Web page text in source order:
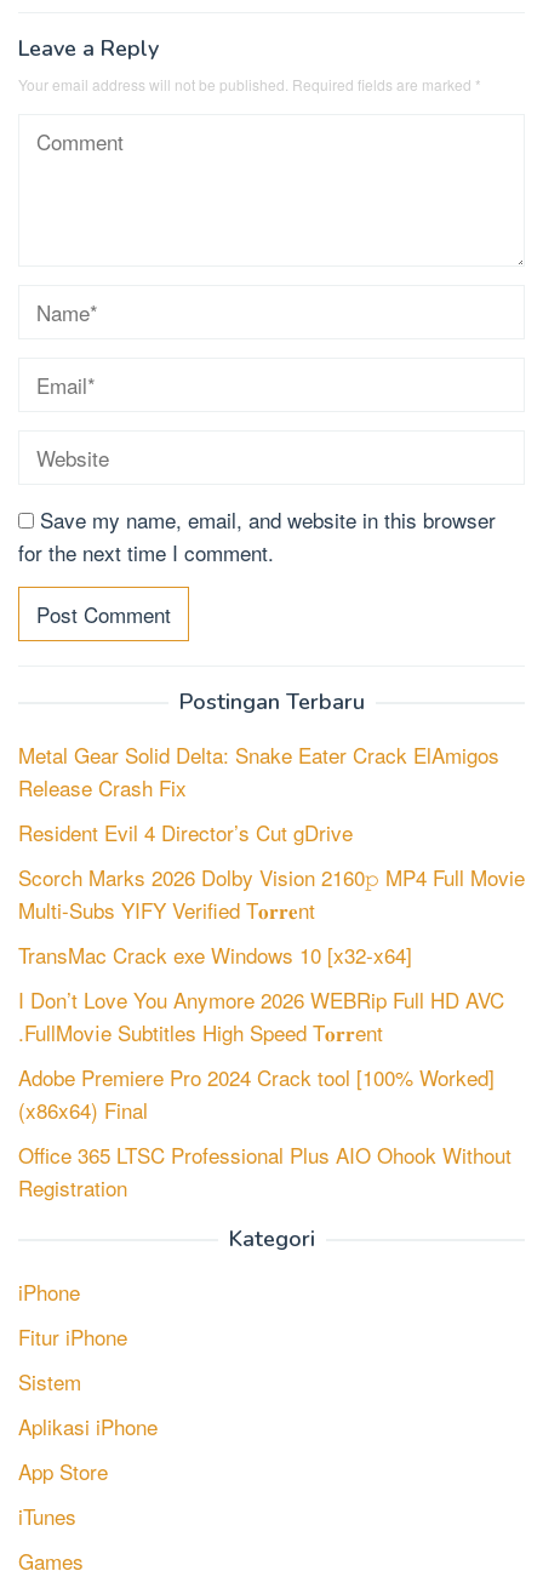
Leave a Reply
Your email address will not be published. Required fields are marked *
Save my name, email, and website in this browser
for the next time I comment.
Postingan Terbaru
Metal Gear Solid Delta: Snake Eater Crack ElAmigos
Release Crash Fix
Resident Evil 4 Director’s Cut gDrive
Scorch Marks 2026 Dolby Vision 2160𝚙 MP4 Full Movie
Multi-Subs YIFY Verified T𝐨𝐫𝐫𝐞nt
TransMac Crack exe Windows 10 [x32-x64]
I Don’t Love You Anymore 2026 WEBRip Full HD AVC
.FullMov𝗂e Subtitles High Speed T𝐨𝐫𝐫ent
Adobe Premiere Pro 2024 Crack tool [100% Worked]
(x86x64) Final
Office 365 LTSC Professional Plus AIO Ohook Without
Registration
Kategori
iPhone
Fitur iPhone
Sistem
Aplikasi iPhone
App Store
iTunes
Games